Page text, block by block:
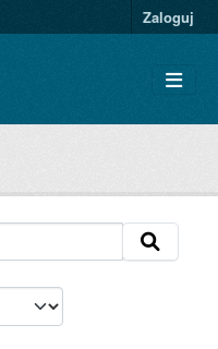
Zaloguj